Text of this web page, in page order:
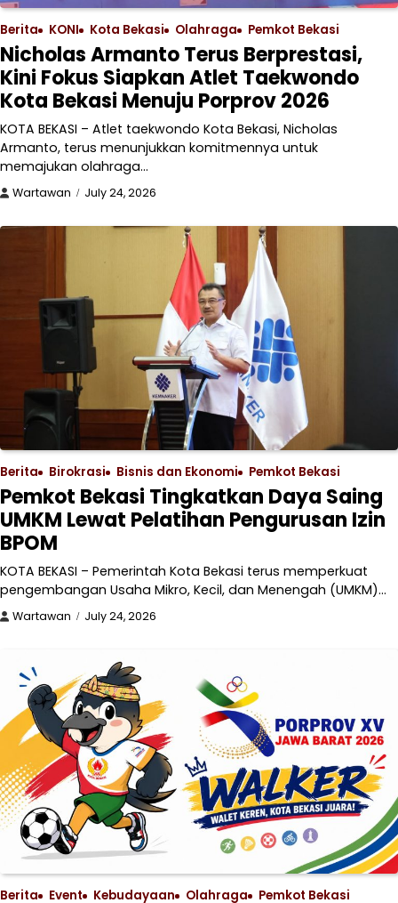
Berita KONI Kota Bekasi Olahraga Pemkot Bekasi
Nicholas Armanto Terus Berprestasi,
Kini Fokus Siapkan Atlet Taekwondo
Kota Bekasi Menuju Porprov 2026
KOTA BEKASI – Atlet taekwondo Kota Bekasi, Nicholas
Armanto, terus menunjukkan komitmennya untuk
memajukan olahraga…
Wartawan July 24, 2026
Berita Birokrasi Bisnis dan Ekonomi Pemkot Bekasi
Pemkot Bekasi Tingkatkan Daya Saing
UMKM Lewat Pelatihan Pengurusan Izin
BPOM
KOTA BEKASI – Pemerintah Kota Bekasi terus memperkuat
pengembangan Usaha Mikro, Kecil, dan Menengah (UMKM)…
Wartawan July 24, 2026
Berita Event Kebudayaan Olahraga Pemkot Bekasi